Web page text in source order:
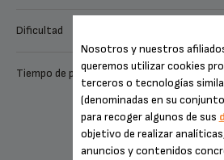
Dificultad
Tiempo de preparación
Compartir
Enviar a un amigo
Nosotros y nuestros
queremos utilizar cookies
terceros o tecnologías
(denominadas en su
para recoger algunos de sus
objetivo de realizar
anuncios y contenidos